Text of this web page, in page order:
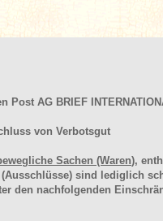
AG BRIEF
von Verbotsgut
Sachen (Waren),
sind lediglich
den nachfolgenden